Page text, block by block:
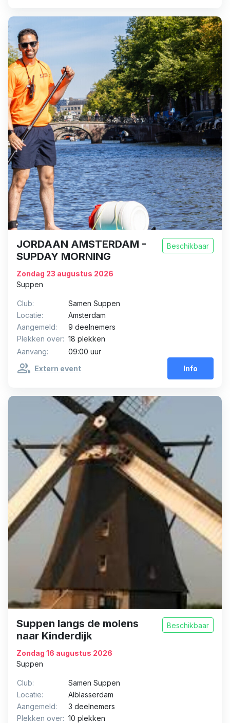
JORDAAN AMSTERDAM -
SUPDAY MORNING
Zondag 23 augustus 2026
Suppen
Beschikbaar
Club:
Samen Suppen
Locatie:
Amsterdam
Aangemeld:
9 deelnemers
Plekken over: 18 plekken
Aanvang:
09:00 uur
group Extern event Info
Suppen langs de molens
naar Kinderdijk
Zondag 16 augustus 2026
Suppen
Beschikbaar
Club:
Samen Suppen
Locatie:
Alblasserdam
Aangemeld:
3 deelnemers
Plekken over: 10 plekken